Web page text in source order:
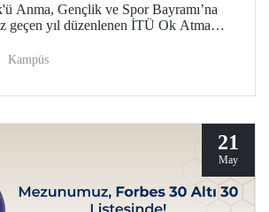
Anma, Gençlik ve Spor Bayramı’na
geçen yıl düzenlenen İTÜ Ok Atma
Kampüs
21
May